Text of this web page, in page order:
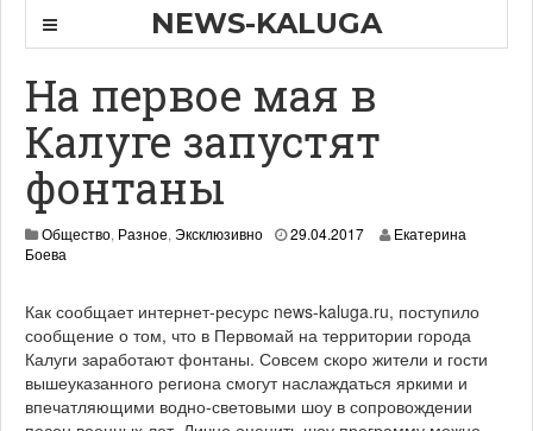
NEWS-KALUGA
На первое мая в
Калуге запустят
фонтаны
Общество, Разное, Эксклюзивно 29.04.2017
Екатерина
Боева
Как сообщает интернет-ресурс news-kaluga.ru, поступило
сообщение о том, что в Первомай на территории города
Калуги заработают фонтаны. Совсем скоро жители и гости
вышеуказанного региона смогут наслаждаться яркими и
впечатляющими водно-световыми шоу в сопровождении